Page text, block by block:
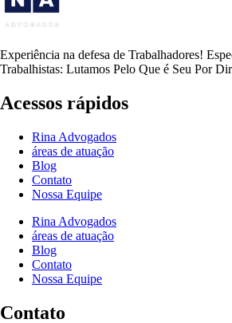
Experiência na defesa de Trabalhadores!
Trabalhistas: Lutamos Pelo Que é Seu Por
Acessos rápidos
Rina Advogados
áreas de atuação
Blog
Contato
Nossa Equipe
Rina Advogados
áreas de atuação
Blog
Contato
Nossa Equipe
Contato